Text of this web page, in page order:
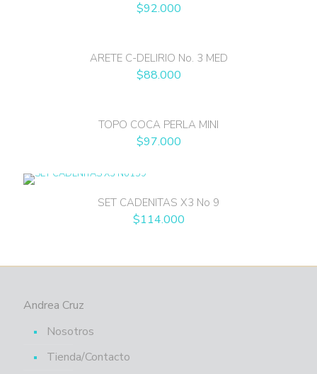
$92.000
ARETE C-DELIRIO No. 3 MED
$88.000
TOPO COCA PERLA MINI
$97.000
SET CADENITAS X3 No 9
$114.000
Andrea Cruz
Nosotros
Tienda/Contacto